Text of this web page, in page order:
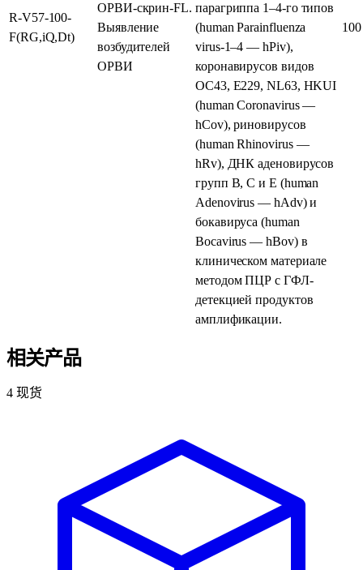
R-V57-100-
F(RG,iQ,Dt)
ОРВИ-скрин-FL.
Выявление
возбудителей
ОРВИ
парагриппа 1–4-го типов
(human Parainfluenza
virus‑1–4 — hPiv),
коронавирусов видов
ОС43, Е229, NL63, HKUI
(human Coronavirus —
hCov), риновирусов
(human Rhinovirus —
hRv), ДНК аденовирусов
групп B, C и E (human
Adenovirus — hAdv) и
бокавируса (human
Bocavirus — hBov) в
клиническом материале
методом ПЦР с ГФЛ-
детекцией продуктов
амплификации.
100
相关产品
4 现货